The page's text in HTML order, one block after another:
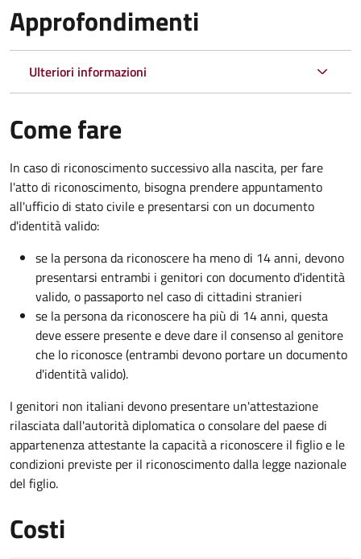
Approfondimenti
Ulteriori informazioni
Come fare
In caso di riconoscimento successivo alla nascita, per fare
l'atto di riconoscimento, bisogna prendere appuntamento
all'ufficio di stato civile e presentarsi con un documento
d'identità valido:
se la persona da riconoscere ha meno di 14 anni, devono
presentarsi entrambi i genitori con documento d'identità
valido, o passaporto nel caso di cittadini stranieri
se la persona da riconoscere ha più di 14 anni, questa
deve essere presente e deve dare il consenso al genitore
che lo riconosce (entrambi devono portare un documento
d'identità valido).
I genitori non italiani devono presentare un'attestazione
rilasciata dall'autorità diplomatica o consolare del paese di
appartenenza attestante la capacità a riconoscere il figlio e le
condizioni previste per il riconoscimento dalla legge nazionale
del figlio.
Costi